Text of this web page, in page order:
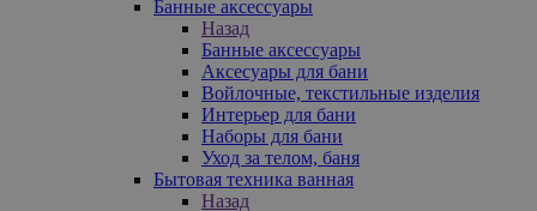
Банные аксессуары
Назад
Банные аксессуары
Аксесуары для бани
Войлочные, текстильные изделия
Интерьер для бани
Наборы для бани
Уход за телом, баня
Бытовая техника ванная
Назад